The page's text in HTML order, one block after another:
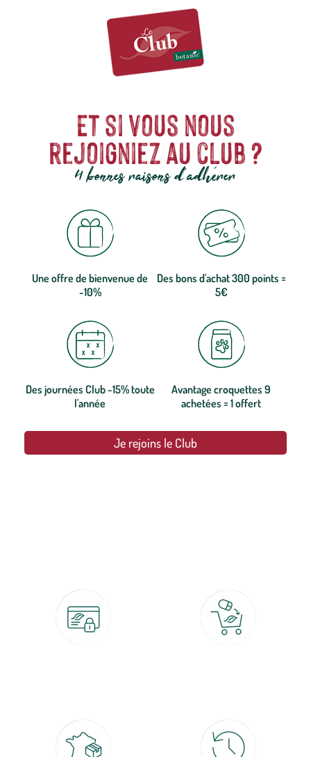
Et si vous nous
rejoigniez au club ?
4 bonnes raisons d'adhérer
Une offre de bienvenue de
-10%
Des bons d'achat 300 points =
5€
Des journées Club -15% toute
l'année
Avantage croquettes 9
achetées = 1 offert
Je rejoins le Club